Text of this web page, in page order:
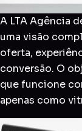
A LTA Agência
uma visão
oferta,
conversão. O
que funcione
apenas como